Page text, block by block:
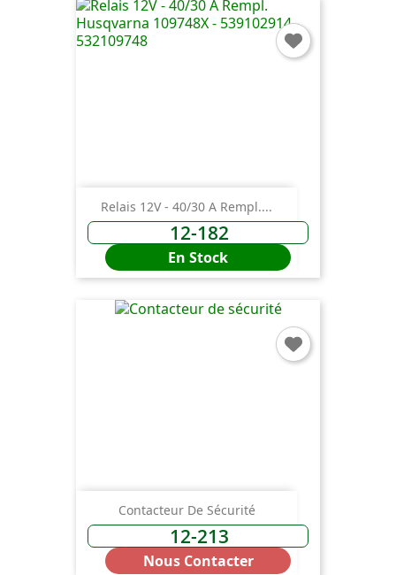
Relais 12V - 40/30 A Rempl....
12-182
En Stock
Contacteur De Sécurité
12-213
Nous Contacter